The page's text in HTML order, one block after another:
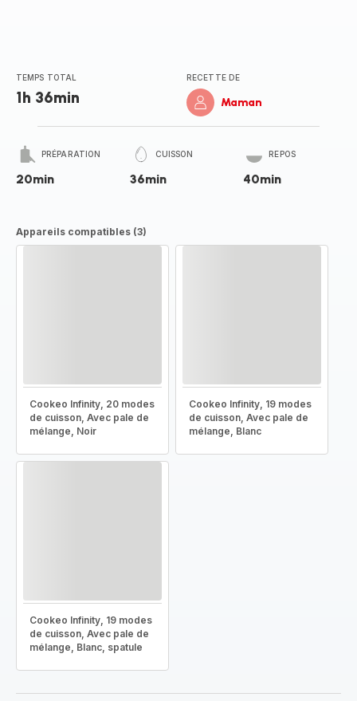
TEMPS TOTAL
1h 36min
RECETTE DE
Maman
PRÉPARATION
20min
CUISSON
36min
REPOS
40min
Appareils compatibles (3)
Cookeo Infinity, 20 modes
de cuisson, Avec pale de
mélange, Noir
Cookeo Infinity, 19 modes
de cuisson, Avec pale de
mélange, Blanc
Cookeo Infinity, 19 modes
de cuisson, Avec pale de
mélange, Blanc, spatule